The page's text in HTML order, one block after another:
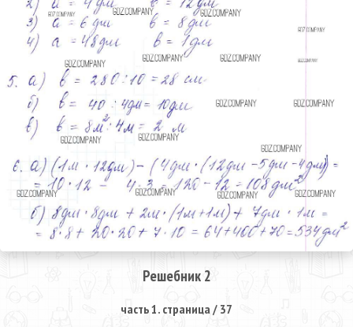
Решебник 2
часть 1. страница / 37